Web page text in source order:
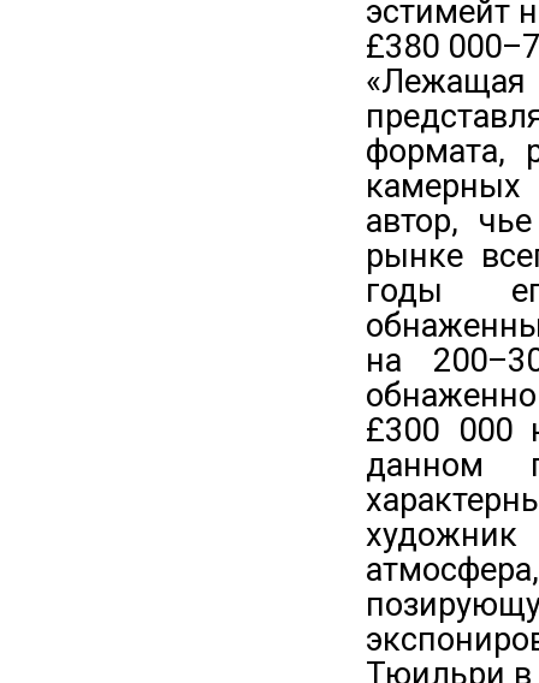
эстимейт
£380
формата,
камерных
автор,
рынке
годы
на
£300 000
данном
Тюильри в